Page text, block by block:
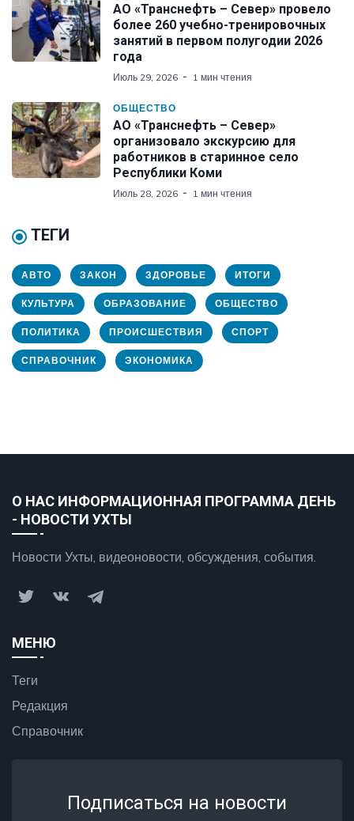
АО «Транснефть – Север» провело
более 260 учебно-тренировочных
занятий в первом полугодии 2026
года
Июль 29, 2026 1 мин чтения
ОБЩЕСТВО
АО «Транснефть – Север»
организовало экскурсию для
работников в старинное село
Республики Коми
Июль 28, 2026 1 мин чтения
ТЕГИ
АВТО ЗАКОН ЗДОРОВЬЕ ИТОГИ
КУЛЬТУРА ОБРАЗОВАНИЕ ОБЩЕСТВО
ПОЛИТИКА ПРОИСШЕСТВИЯ СПОРТ
СПРАВОЧНИК ЭКОНОМИКА
О НАС ИНФОРМАЦИОННАЯ ПРОГРАММА ДЕНЬ
- НОВОСТИ УХТЫ
Новости Ухты, видеоновости, обсуждения, события.
МЕНЮ
Теги
Редакция
Справочник
Подписаться на новости